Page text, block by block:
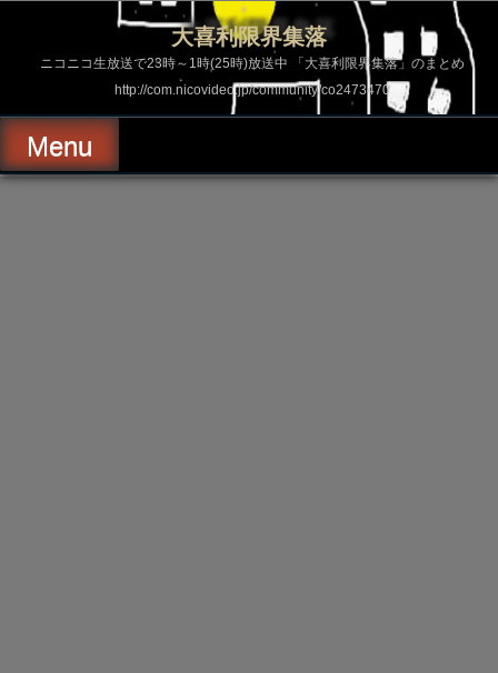
ス
ッ
プ
大喜利限界集落
ニコニコ生放送で23時～1時(25時)放送中 「大喜利限界集落」のまとめ
http://com.nicovideo.jp/community/co2473470
Menu